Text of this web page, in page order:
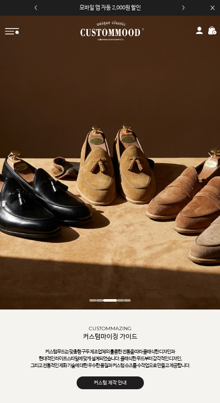
카카오채널 친구 추가 5,000원 쿠폰 할인
모바일 앱 자동 2,000원 할인
CUSTOMMAZING
커스텀마이징 가이드
커스텀무드는 맞춤형 구두 제조업체의 훌륭한 전통을 따라 클래식한 디자인과
현대적인 라이프스타일에 맞게 설계되었습니다. 클래식한 무드부터 감각적인 디자인,
그리고 전통적인 제화 기술에 대한 우수한 품질과 커스텀 슈즈를 수작업으로 만들고 제공합니다.
커스텀 제작 안내